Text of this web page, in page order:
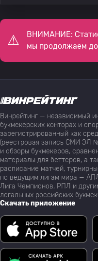
ВНИМАНИЕ:
мы продолжаем
Винрейтинг — независимый
букмекерских конторах и
зарегистрированный как
(реестровая запись СМИ ЭЛ
и обзоры букмекеров,
материалы для беттеров, а
расписание матчей,
по ведущим лигам мира —
Лига Чемпионов, РПЛ и
легальных российских
Скачать приложение